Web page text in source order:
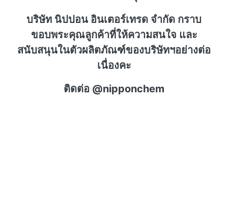
บริษัท นิปปอน อินเตอร์เทรด จำกัด กราบ
ขอบพระคุณลูกค้าที่ให้ความสนใจ และ
สนับสนุนในตัวผลิตภัณฑ์ของบริษัทฯอย่างต่อ
เนื่องคะ
ติดต่อ @nipponchem